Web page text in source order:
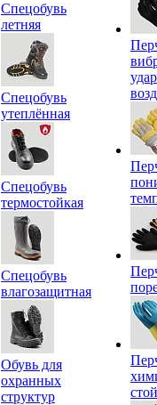
Спецобувь
летняя
Спецобувь
утеплённая
Спецобувь
термостойкая
Спецобувь
влагозащитная
Обувь для
охранных
структур